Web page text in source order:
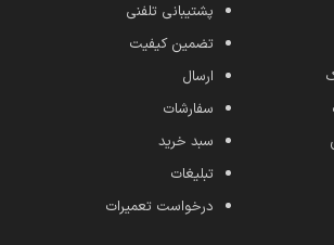
پشتیبانی تلفنی
تضمین کیفیت
ارسال
سفارشات
سبد خرید
تبلیغات
درخواست تعمیرات